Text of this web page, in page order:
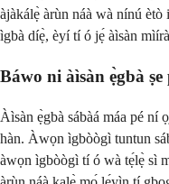
àjàkálẹ̀ àrùn náà wà nínú ètò
ìgbà díẹ̀, èyí tí ó jẹ́ àìsàn
Báwo ni àìsàn ẹ̀gbà ṣe
Àìsàn ẹ̀gbà sábàá máa pé ní
hàn. Àwọn ìgbòògì tuntun
àwọn ìgbòògì tí ó wà tẹ́lẹ̀ sì